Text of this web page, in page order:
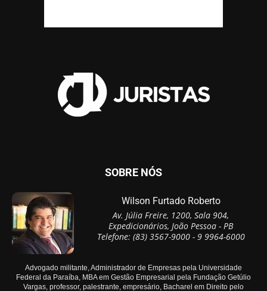
SOBRE NÓS
Wilson Furtado Roberto
Av. Júlia Freire, 1200, Sala 904,
Expedicionários, João Pessoa - PB
Telefone: (83) 3567-9000 - 9 9964-6000
Advogado militante, Administrador de Empresas pela Universidade
Federal da Paraíba, MBA em Gestão Empresarial pela Fundação Getúlio
Vargas, professor, palestrante, empresário, Bacharel em Direito pelo